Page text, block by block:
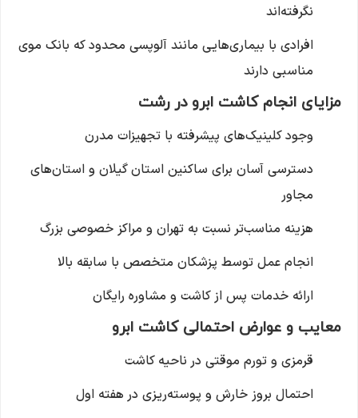
نگرفته‌اند
افرادی با بیماری‌هایی مانند آلوپسی محدود که بانک موی
مناسبی دارند
مزایای انجام کاشت ابرو در رشت
وجود کلینیک‌های پیشرفته با تجهیزات مدرن
دسترسی آسان برای ساکنین استان گیلان و استان‌های
مجاور
هزینه مناسب‌تر نسبت به تهران و مراکز خصوصی بزرگ
انجام عمل توسط پزشکان متخصص با سابقه بالا
ارائه خدمات پس از کاشت و مشاوره رایگان
معایب و عوارض احتمالی کاشت ابرو
قرمزی و تورم موقتی در ناحیه کاشت
احتمال بروز خارش و پوسته‌ریزی در هفته اول